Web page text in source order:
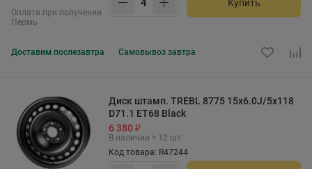
Оплата при получении
Пермь
Купить
Доставим послезавтра Самовывоз завтра
Диск штамп. TREBL 8775 15x6.0J/5x118
D71.1 ET68 Black
6 380 ₽
В наличии > 12 шт.
Код товара: R47244